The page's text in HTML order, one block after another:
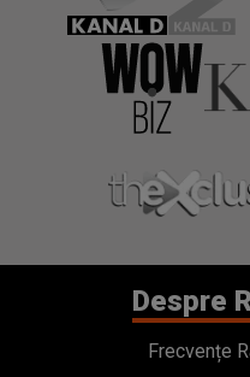
Despre
Frecvențe